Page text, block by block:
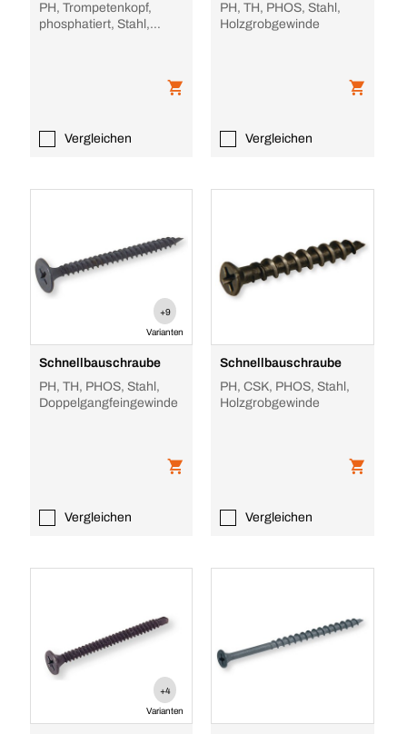
PH, Trompetenkopf,
phosphatiert, Stahl,
Vergleichen
PH, TH, PHOS, Stahl,
Holzgrobgewinde
Vergleichen
+9
Varianten
Schnellbauschraube
PH, TH, PHOS, Stahl,
Doppelgangfeingewinde
Vergleichen
Schnellbauschraube
PH, CSK, PHOS, Stahl,
Holzgrobgewinde
Vergleichen
+4
Varianten